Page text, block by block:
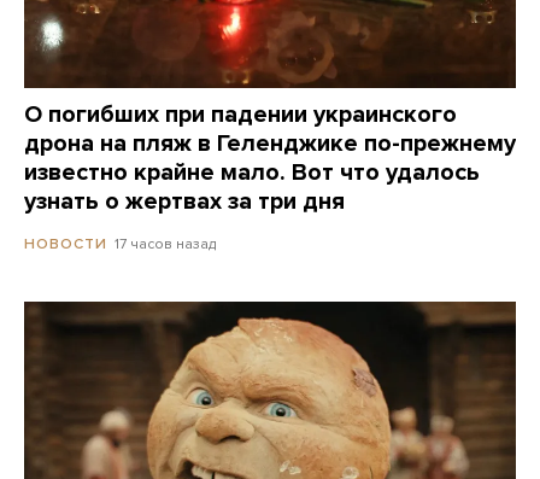
О погибших при падении украинского
дрона на пляж в Геленджике по-прежнему
известно крайне мало. Вот что удалось
узнать о жертвах за три дня
НОВОСТИ 17 часов назад